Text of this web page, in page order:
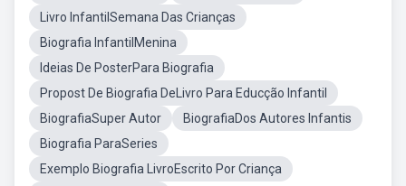
Livro InfantilSemana Das Crianças
Biografia InfantilMenina
Ideias De PosterPara Biografia
Propost De Biografia DeLivro Para Educção Infantil
BiografiaSuper Autor
BiografiaDos Autores Infantis
Biografia ParaSeries
Exemplo Biografia LivroEscrito Por Criança